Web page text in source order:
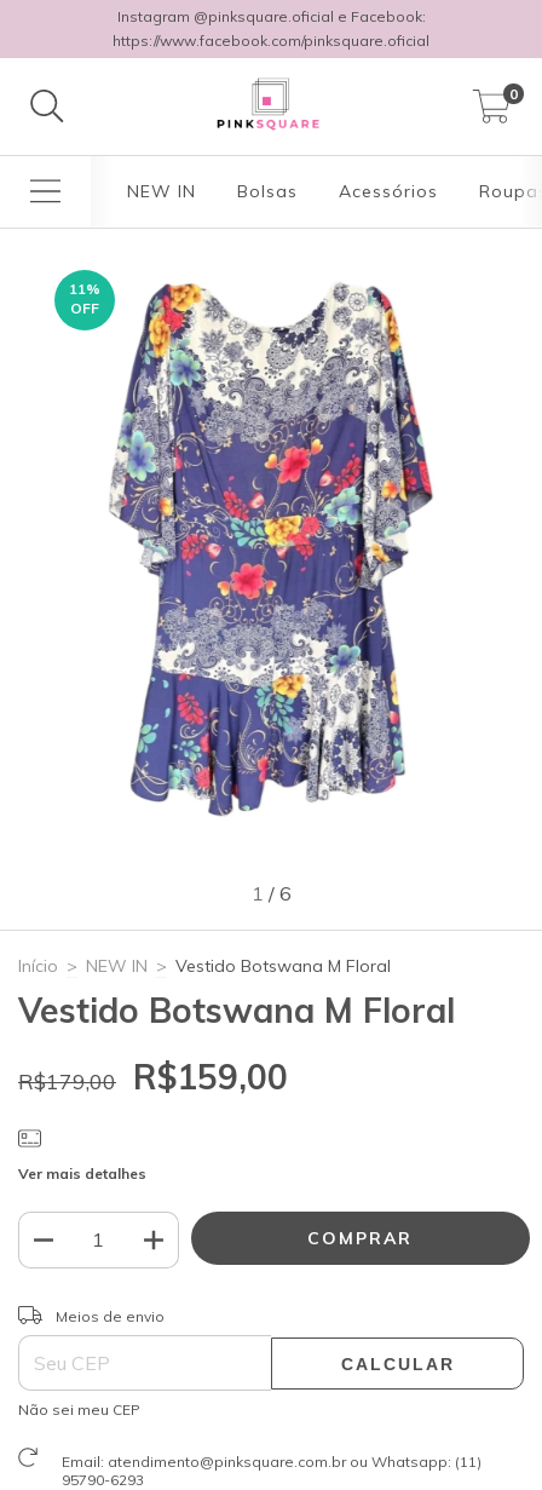
Instagram @pinksquare.oficial e Facebook:
https://www.facebook.com/pinksquare.oficial
0
NEW IN Bolsas Acessórios
11%
OFF
1 / 6
Início > NEW IN > Vestido Botswana M Floral
Vestido Botswana M Floral
R$179,00 R$159,00
Ver mais detalhes
Entregas para o CEP:
Meios de envio
CALCULAR
Não sei meu CEP
Email: atendimento@pinksquare.com.brou Whatsapp: (11)
95790-6293